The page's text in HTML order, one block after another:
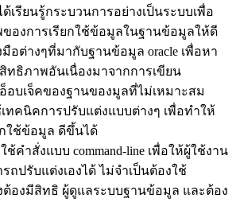
เรียนรู้กระบวนการอย่างเป็นระบบเพื่อ
องการเรียกใช้ข้อมูลในฐานข้อมูลให้ดี
อต่างๆที่มากับฐานข้อมูล oracle เพื่อหา
ทธิภาพอันเนื่องมาจากการเขียน
อบเจ็คของฐานของมูลที่ไม่เหมาะสม
ทคนิคการปรับแต่งแบบต่างๆ เพื่อทำให้
ใช้ข้อมูล ดีขึ้นได้
คำสั่งแบบ command-line เพื่อให้ผู้ใช้งาน
รถปรับแต่งเองได้ ไม่จำเป็นต้องใช้
งต้องมีสิทธิ ผู้ดูแลระบบฐานข้อมูล และต้อง